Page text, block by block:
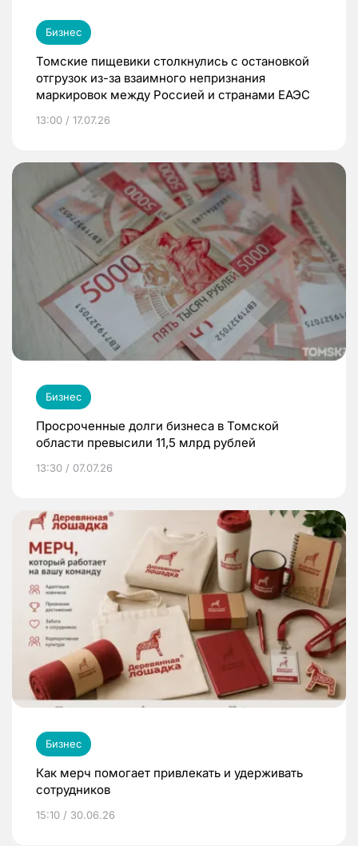
Бизнес
Томские пищевики столкнулись с остановкой
отгрузок из-за взаимного непризнания
маркировок между Россией и странами ЕАЭС
13:00 / 17.07.26
Бизнес
Просроченные долги бизнеса в Томской
области превысили 11,5 млрд рублей
13:30 / 07.07.26
Бизнес
Как мерч помогает привлекать и удерживать
сотрудников
15:10 / 30.06.26